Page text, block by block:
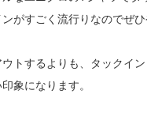
がすごく流行りなのでぜ
トするよりも、タックイ
象になります。